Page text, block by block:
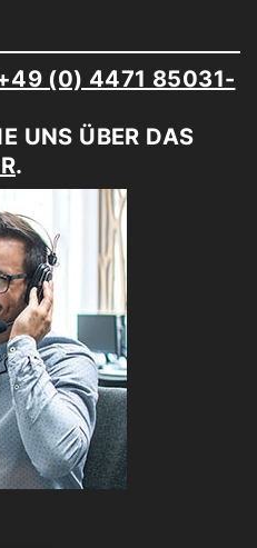
(0) 4471 85031-
UNS ÜBER DAS
.